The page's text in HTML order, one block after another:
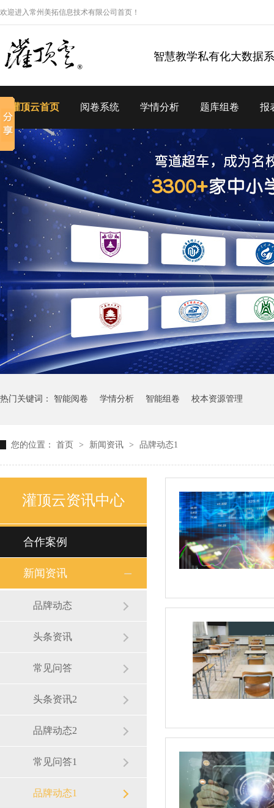
欢迎进入常州美拓信息技术有限公司首页！
智慧教学私有化大数据
灌顶云首页 阅卷系统 学情分析 题库组卷 报
热门关键词： 智能阅卷 学情分析 智能组卷 校本资源管理
您的位置： 首页 > 新闻资讯 > 品牌动态1
灌顶云资讯中心
合作案例
新闻资讯
品牌动态
头条资讯
常见问答
头条资讯2
品牌动态2
常见问答1
品牌动态1